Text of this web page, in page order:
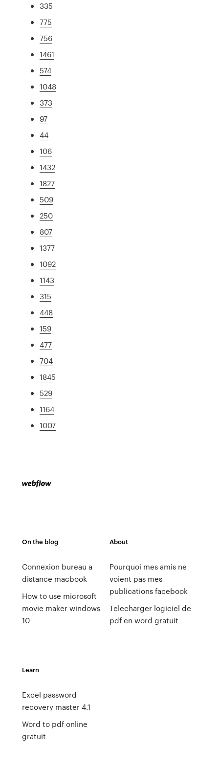
335
775
756
1461
574
1048
373
97
44
106
1432
1827
509
250
807
1377
1092
1143
315
448
159
477
704
1845
529
1164
1007
On the blog
Connexion bureau a
distance macbook
How to use microsoft
movie maker windows
10
About
Pourquoi mes amis ne
voient pas mes
publications facebook
Telecharger logiciel de
pdf en word gratuit
Learn
Excel password
recovery master 4.1
Word to pdf online
gratuit